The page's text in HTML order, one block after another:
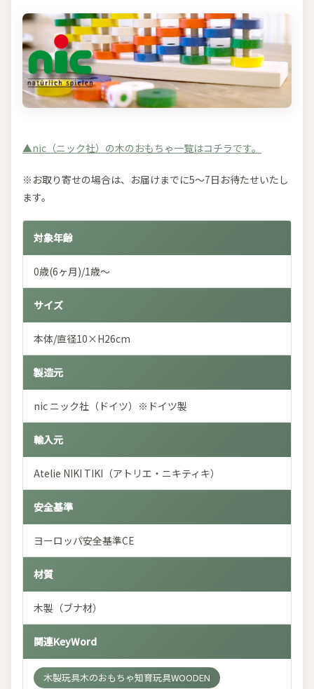
▲nic（ニック社）の木のおもちゃ一覧はコチラです。
※お取り寄せの場合は、お届けまでに5～7日お待たせいたし
ます。
対象年齢
0歳(6ヶ月)/1歳～
サイズ
本体/直径10×H26cm
製造元
nic ニック社（ドイツ）※ドイツ製
輸入元
Atelie NIKI TIKI（アトリエ・ニキティキ）
安全基準
ヨーロッパ安全基準CE
材質
木製（ブナ材）
関連KeyWord
木製玩具木のおもちゃ知育玩具WOODEN